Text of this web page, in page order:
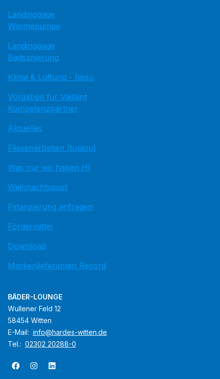
Landingpage
Wärmepumpe
Landingpage
Badsanierung
Klima & Lüftung - hissu
Vorgaben für Vaillant
Kompetenzpartner
Aktuelles
Fliesenarbeiten (toujou)
Was nur wir haben HI
Weihnachtspost
Finanzierung anfragen
Fördermittel
Download
Markenlieferanten Record
BÄDER-LOUNGE
Wullener Feld 12
58454 Witten
E-Mail: info@hardes-witten.de
Tel.: 02302 20288-0